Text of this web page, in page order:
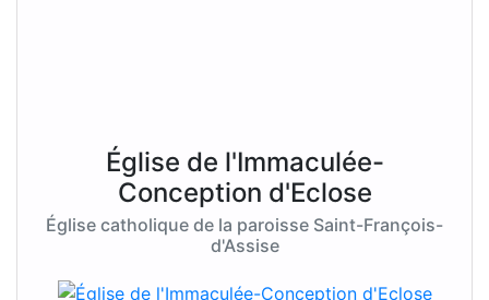
Église de l'Immaculée-
Conception d'Eclose
Église catholique de la paroisse Saint-François-
d'Assise